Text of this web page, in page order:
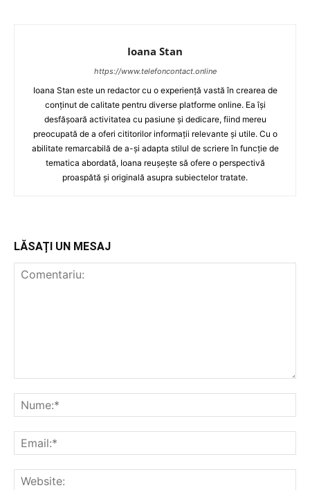
Ioana Stan
https://www.telefoncontact.online
Ioana Stan este un redactor cu o experiență vastă în crearea de
conținut de calitate pentru diverse platforme online. Ea își
desfășoară activitatea cu pasiune și dedicare, fiind mereu
preocupată de a oferi cititorilor informații relevante și utile. Cu o
abilitate remarcabilă de a-și adapta stilul de scriere în funcție de
tematica abordată, Ioana reușește să ofere o perspectivă
proaspătă și originală asupra subiectelor tratate.
LĂSAȚI UN MESAJ